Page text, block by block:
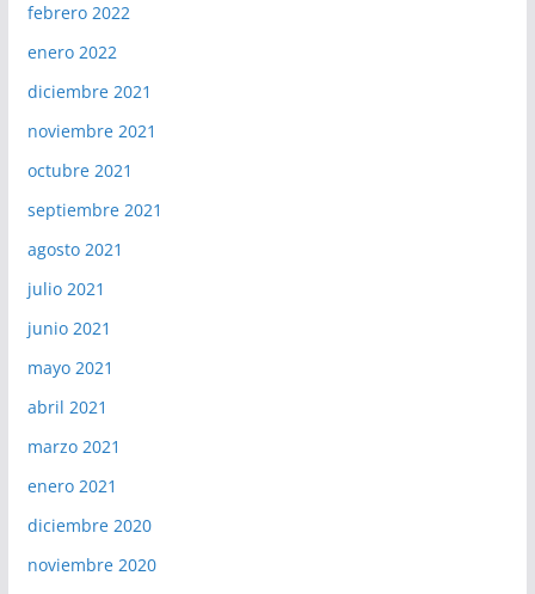
febrero 2022
enero 2022
diciembre 2021
noviembre 2021
octubre 2021
septiembre 2021
agosto 2021
julio 2021
junio 2021
mayo 2021
abril 2021
marzo 2021
enero 2021
diciembre 2020
noviembre 2020